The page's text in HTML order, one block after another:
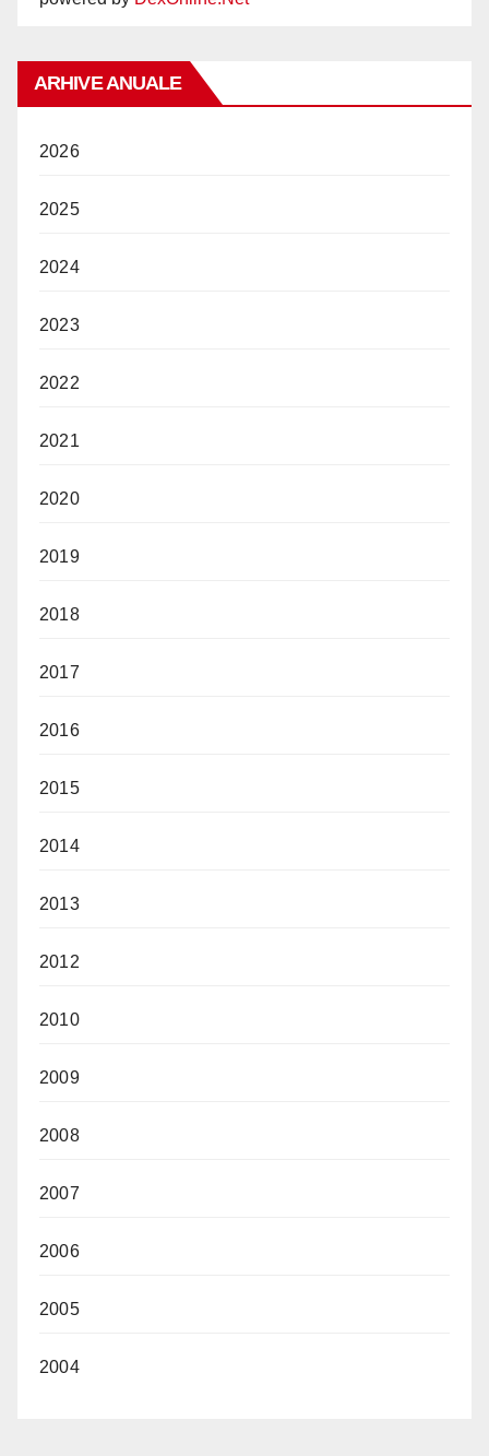
ARHIVE ANUALE
2026
2025
2024
2023
2022
2021
2020
2019
2018
2017
2016
2015
2014
2013
2012
2010
2009
2008
2007
2006
2005
2004